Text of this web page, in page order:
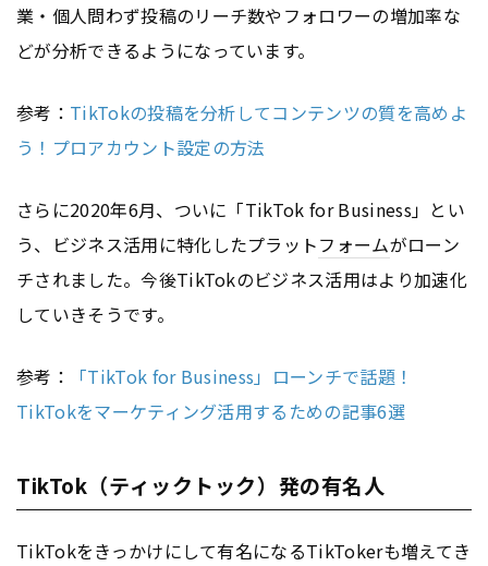
業・個人問わず投稿のリーチ数やフォロワーの増加率な
どが分析できるようになっています。
参考： TikTokの投稿を分析してコンテンツの質を高めよ
う！プロアカウント設定の方法
さらに2020年6月、ついに「TikTok for Business」とい
う、ビジネス活用に特化したプラットフォームがローン
チされました。今後TikTokのビジネス活用はより加速化
していきそうです。
参考：
「TikTok for Business」ローンチで話題！
TikTokをマーケティング活用するための記事6選
TikTok（ティックトック）発の有名人
TikTokをきっかけにして有名になるTikTokerも増えてき